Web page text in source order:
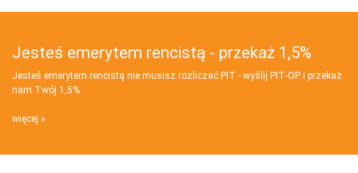
Jesteś emerytem rencistą - przekaż 1,5%
Jesteś emerytem rencistą nie musisz rozliczać PIT - wyślij PIT‑OP i przekaż
nam Twój 1,5%
więcej